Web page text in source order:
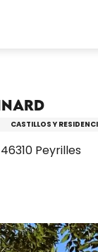
CASTILLOS Y
Peyrilles
aux favoris